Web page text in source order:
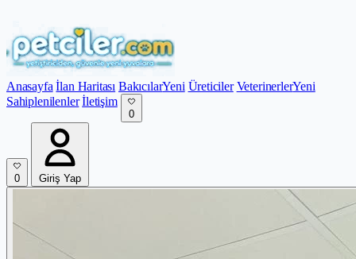
Anasayfa İlan Haritası BakıcılarYeni Üreticiler VeterinerlerYeni
Sahiplenilenler İletişim
0
0 Giriş Yap